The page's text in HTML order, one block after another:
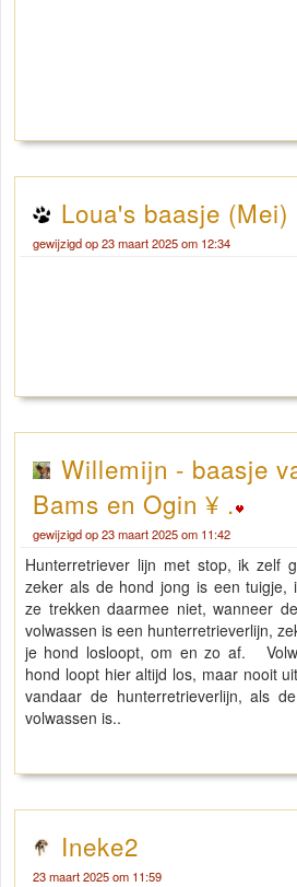
Loua's baasje (Mei)
gewijzigd op 23 maart 2025 om 12:34
Willemijn - baasje
Bams en Ogin ¥ .
gewijzigd op 23 maart 2025 om 11:42
Hunterretriever lijn met stop, ik zelf
zeker als de hond jong is een tuigje,
ze trekken daarmee niet, wanneer
volwassen is een hunterretrieverlijn,
je hond losloopt, om en zo af.
hond loopt hier altijd los, maar nooit
vandaar de hunterretrieverlijn, als
volwassen is..
Ineke2
23 maart 2025 om 11:59